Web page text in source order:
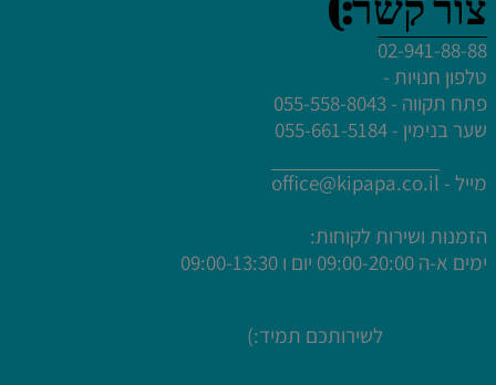
02-941-88-88
טלפון חנויות -
פתח תקווה - 055-558-8043
שער בנימין - 055-661-5184
מייל - office@kipapa.co.il
הזמנות ושירות לקוחות:
ימים א-ה 09:00-20:00 יום ו 09:00-13:30
לשירותכם תמיד:)